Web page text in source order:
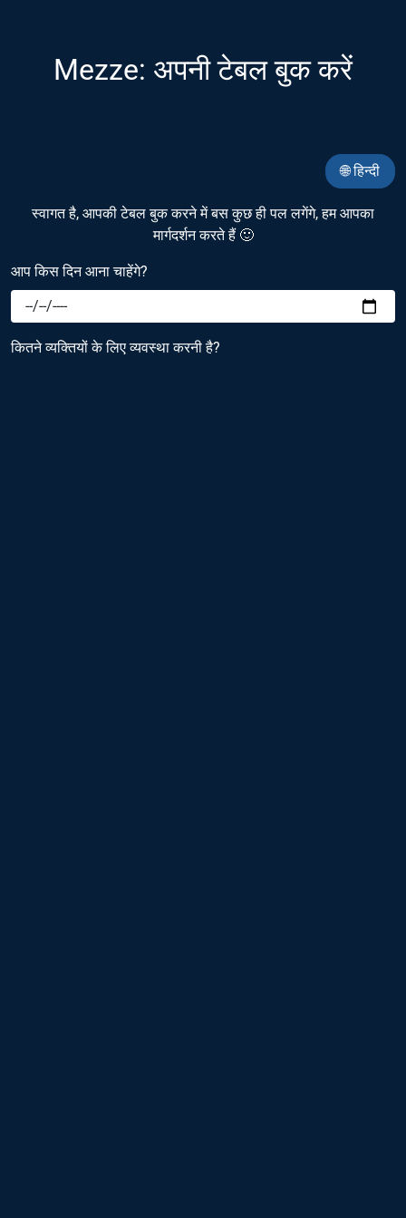
Mezze: अपनी टेबल बुक करें
🌐 हिन्दी
स्वागत है, आपकी टेबल बुक करने में बस कुछ ही पल लगेंगे, हम आपका
मार्गदर्शन करते हैं 🙂
आप किस दिन आना चाहेंगे?
कितने व्यक्तियों के लिए व्यवस्था करनी है?